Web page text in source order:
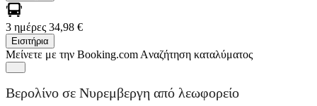
3 ημέρες 34,98 €
Εισιτήρια
Μείνετε με την Booking.com Aναζήτηση καταλύματος
Βερολίνο σε Νυρεμβεργη από λεωφορείο